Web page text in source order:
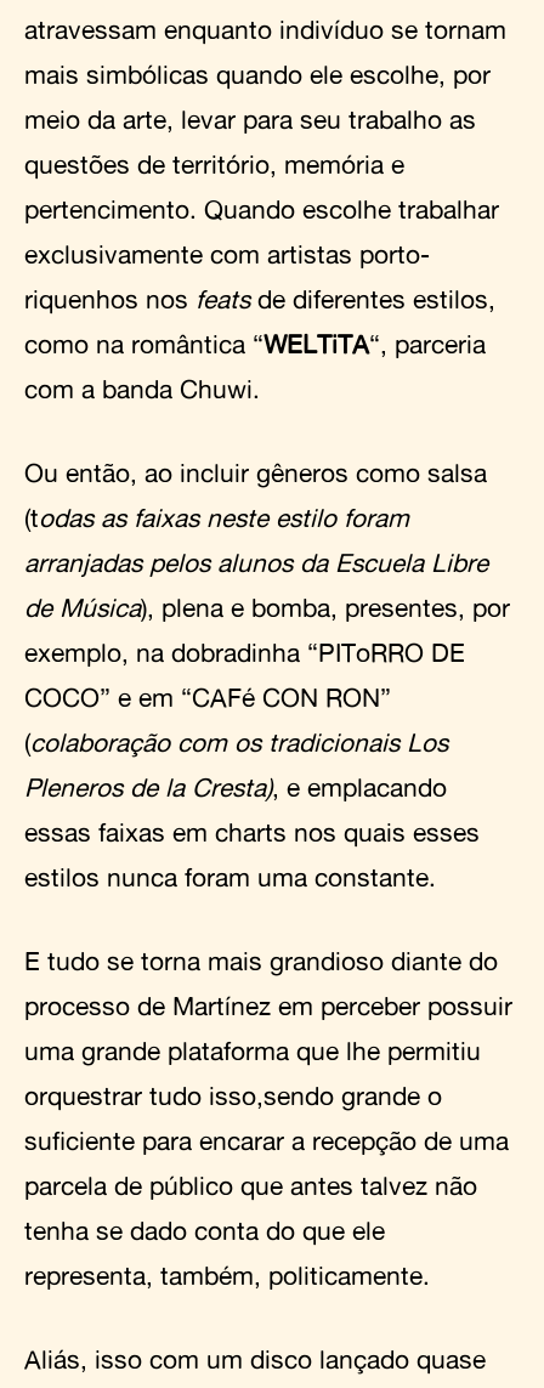
atravessam enquanto indivíduo se tornam
mais simbólicas quando ele escolhe, por
meio da arte, levar para seu trabalho as
questões de território, memória e
pertencimento. Quando escolhe trabalhar
exclusivamente com artistas porto-
riquenhos nos featsde diferentes estilos,
como na romântica “WELTiTA“, parceria
com a banda Chuwi.
Ou então, ao incluir gêneros como salsa
(todas as faixas neste estilo foram
arranjadas pelos alunos da Escuela Libre
de Música), plena e bomba, presentes, por
exemplo, na dobradinha “PIToRRO DE
COCO” e em “CAFé CON RON”
(colaboração com os tradicionais Los
Pleneros de la Cresta), e emplacando
essas faixas em charts nos quais esses
estilos nunca foram uma constante.
E tudo se torna mais grandioso diante do
processo de Martínez em perceber possuir
uma grande plataforma que lhe permitiu
orquestrar tudo isso,sendo grande o
suficiente para encarar a recepção de uma
parcela de público que antes talvez não
tenha se dado conta do que ele
representa, também, politicamente.
Aliás, isso com um disco lançado quase